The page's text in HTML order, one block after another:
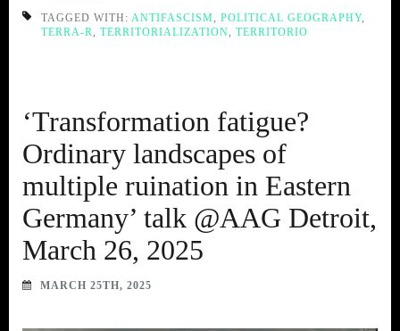
TAGGED WITH: ANTIFASCISM, POLITICAL GEOGRAPHY,
TERRA-R, TERRITORIALIZATION, TERRITORIO
‘Transformation fatigue?
Ordinary landscapes of
multiple ruination in Eastern
Germany’ talk @AAG Detroit,
March 26, 2025
MARCH 25TH, 2025